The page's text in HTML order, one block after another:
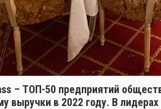
– ТОП-50 предприятий
выручки в 2022 году. В